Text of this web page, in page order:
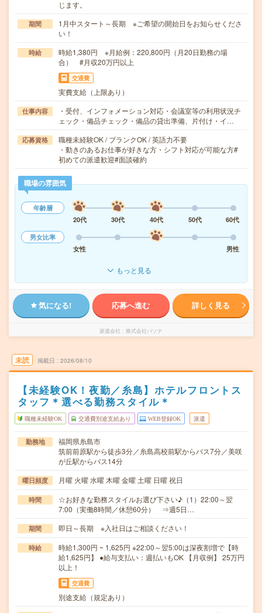
じます。
期間
1月中スタート～長期 ※ご希望の開始日をお知らせくださ
い！
時給
時給1,380円 ※月給例：220,800円（月20日勤務の場
合） #月収20万円以上
交通費
実費支給（上限あり）
仕事内容
・受付、インフォメーション対応・会議室等の利用状況チ
ェック・備品チェック・備品の貸出準備、片付け・イ…
応募資格
職種未経験OK / ブランクOK / 英語力不要
・動きのあるお仕事が好きな方・シフト対応が可能な方#
初めての派遣歓迎#面談確約
職場の雰囲気
年齢層
20代
30代 40代 50代
60代
男女比率
女性
男性
もっと見る
気になる! 応募へ進む 詳しく見る
派遣会社 株式会社パソナ
未読 掲載日 2026/08/10
【未経験OK！夜勤／糸島】ホテルフロントス
タッフ＊選べる勤務スタイル＊
職種未経験OK 交通費別途支給あり WEB登録OK 派遣
勤務地
福岡県糸島市
筑前前原駅から徒歩3分／糸島高校前駅からバス7分／美咲
が丘駅からバス14分
曜日頻度 月曜 火曜 水曜 木曜 金曜 土曜 日曜 祝日
時間
☆お好きな勤務スタイルお選び下さい♪（1）22:00～翌
7:00（実働8時間／休憩60分） ⇒週5日…
期間 即日～長期 ※入社日はご相談ください！
時給
時給1,300円 ~ 1,625円 ※22:00～翌5:00は深夜割増で【時
給1,625円】 ●給与支払い：週払いもOK 【月収例】 25万円
以上！
交通費
別途支給（規定あり）